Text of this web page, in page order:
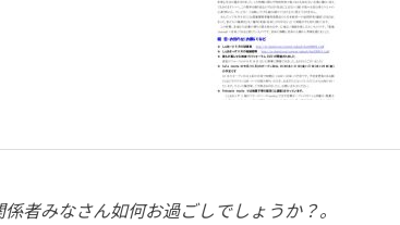
者みなさん如何お過ごしでしょうか？。